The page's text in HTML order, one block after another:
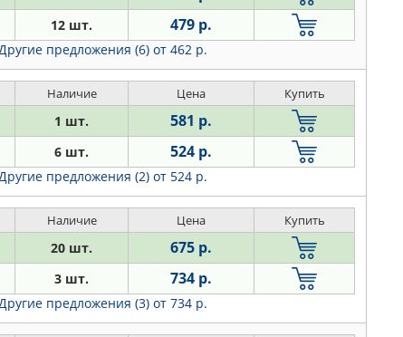
12 шт. 479 р.
предложения (6) от 462 р.
Наличие Цена Купить
1 шт. 581 р.
6 шт. 524 р.
предложения (2) от 524 р.
Наличие Цена Купить
20 шт. 675 р.
3 шт. 734 р.
предложения (3) от 734 р.